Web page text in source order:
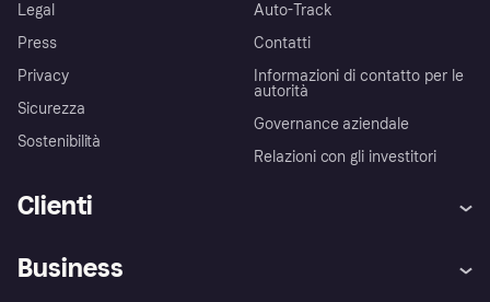
Legal
Press
Privacy
Sicurezza
Sostenibilità
Auto-Track
Contatti
Informazioni di contatto per le
autorità
Governance aziendale
Relazioni con gli investitori
Clienti
Assistenza
Business